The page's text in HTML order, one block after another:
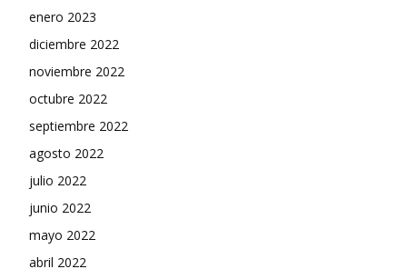
enero 2023
diciembre 2022
noviembre 2022
octubre 2022
septiembre 2022
agosto 2022
julio 2022
junio 2022
mayo 2022
abril 2022